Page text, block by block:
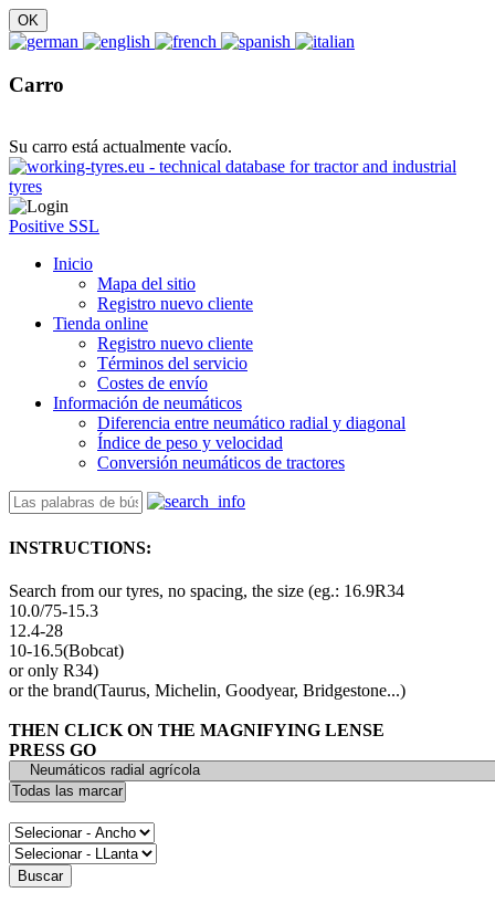
Carro
Su carro está actualmente vacío.
Positive SSL
Inicio
Mapa del sitio
Registro nuevo cliente
Tienda online
Registro nuevo cliente
Términos del servicio
Costes de envío
Información de neumáticos
Diferencia entre neumático radial y diagonal
Índice de peso y velocidad
Conversión neumáticos de tractores
INSTRUCTIONS:
Search from our tyres, no spacing, the size (eg.: 16.9R34
10.0/75-15.3
12.4-28
10-16.5(Bobcat)
or only R34)
or the brand(Taurus, Michelin, Goodyear, Bridgestone...)
THEN CLICK ON THE MAGNIFYING LENSE
PRESS GO